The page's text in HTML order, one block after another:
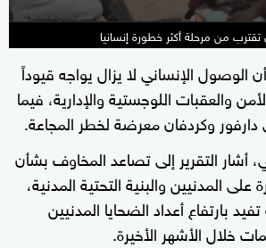
من مرحلة أكثر خطورة إنسانيا
الوصول الإنساني لا يزال يواجه قيوداً
والعقبات اللوجستية والإدارية، فيما
وكردفان معرضة لخطر المجاعة.
أشار التقرير إلى تصاعد المخاوف بشأن
على المدنيين والبنية التحتية المدنية،
بارتفاع أعداد الضحايا المدنيين
خلال الأشهر الأخيرة.